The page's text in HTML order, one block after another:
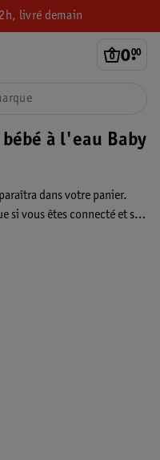
livré demain
0.
00
à l'eau Baby
dans votre panier.
si vous êtes connecté et si